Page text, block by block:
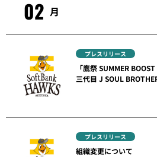
02 月
プレスリリース
「鷹祭 SUMMER
三代目 J SOUL
プレスリリース
組織変更について